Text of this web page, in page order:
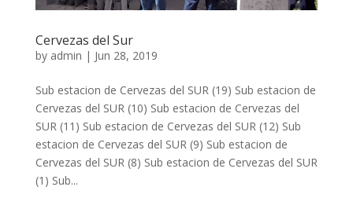
Cervezas del Sur
by admin | Jun 28, 2019
Sub estacion de Cervezas del SUR (19) Sub estacion de
Cervezas del SUR (10) Sub estacion de Cervezas del
SUR (11) Sub estacion de Cervezas del SUR (12) Sub
estacion de Cervezas del SUR (9) Sub estacion de
Cervezas del SUR (8) Sub estacion de Cervezas del SUR
(1) Sub...